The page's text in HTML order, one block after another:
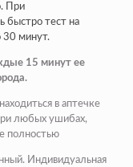
При
быстро тест на
30 минут.
15 минут ее
в аптечке
любых ушибах,
полностью
Индивидуальная